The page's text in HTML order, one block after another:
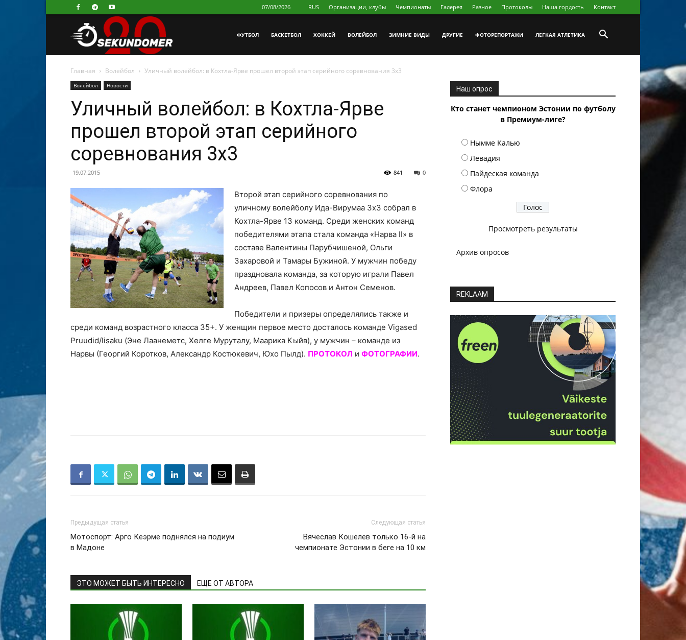
07/08/2026 RUS Организации, клубы Чемпионаты Галерея Разное Протоколы Наша гордость Koнтакт
ФУТБОЛ БAСКЕТБОЛ ХОККЕЙ ВОЛЕЙБОЛ ЗИМНИЕ ВИДЫ ДРУГИЕ ФОТОРЕПОРТАЖИ ЛЕГКАЯ АТЛЕТИКА
Главная Волейбол Уличный волейбол: в Кохтла-Ярве прошел второй этап серийного соревнования 3х3
Волейбол Новости
Уличный волейбол: в Кохтла-Ярве
прошел второй этап серийного
соревнования 3х3
19.07.2015 0
841
Второй этап серийного соревнования по
уличному волейболу Ида-Вирумаа 3х3 собрал в
Кохтла-Ярве 13 команд. Среди женских команд
победителями этапа стала команда «Нарва II» в
составе Валентины Парубчишеной, Ольги
Захаровой и Тамары Бужиной. У мужчин победу
праздновала команда, за которую играли Павел
Андреев, Павел Копосов и Антон Семенов.
Победители и призеры определялись также и
среди команд возрастного класса 35+. У женщин первое место досталось команде Vigased
Pruudid/Iisaku (Эне Лаанеметс, Хелге Муруталу, Маарика Кыйв), у мужчин – команде из
Нарвы (Георгий Коротков, Александр Костюкевич, Юхо Пылд). ПРОТОКОЛ и ФОТОГРАФИИ.
Предыдущая статья
Мотоспорт: Арго Кеэрме поднялся на подиум
в Мадоне
Следующая статья
Вячеслав Кошелев только 16-й на
чемпионате Эстонии в беге на 10 км
ЭТО МОЖЕТ БЫТЬ ИНТЕРЕСНО ЕЩЕ ОТ АВТОРА
Наш опрос
Кто станет чемпионом Эстонии по футболу
в Премиум-лиге?
Нымме Калью
Левадия
Пайдеская команда
Флора
Просмотреть результаты
Архив опросов
REKLAAM